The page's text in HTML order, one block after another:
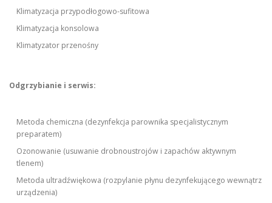
Klimatyzacja przypodłogowo-sufitowa
Klimatyzacja konsolowa
Klimatyzator przenośny
Odgrzybianie i serwis:
Metoda chemiczna (dezynfekcja parownika specjalistycznym
preparatem)
Ozonowanie (usuwanie drobnoustrojów i zapachów aktywnym
tlenem)
Metoda ultradźwiękowa (rozpylanie płynu dezynfekującego wewnątrz
urządzenia)